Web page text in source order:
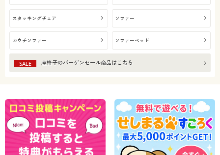
スタッキングチェア ソファー
カウチソファー ソファーベッド
SALE 座椅子のバーゲンセール商品はこちら